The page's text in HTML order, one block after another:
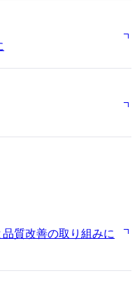
品質改善の取り組みに